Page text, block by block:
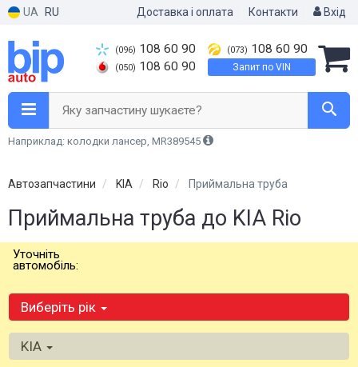
UA RU Доставка і оплата Контакти Вхід
(096) 108 60 90
(050) 108 60 90
(073) 108 60 90
Запит по VIN
Яку запчастину шукаєте?
Наприклад: колодки лансер, MR389545
Автозапчастини KIA Rio Приймальна труба
Приймальна труба до KIA Rio
Уточніть
автомобіль:
Виберіть рік
KIA